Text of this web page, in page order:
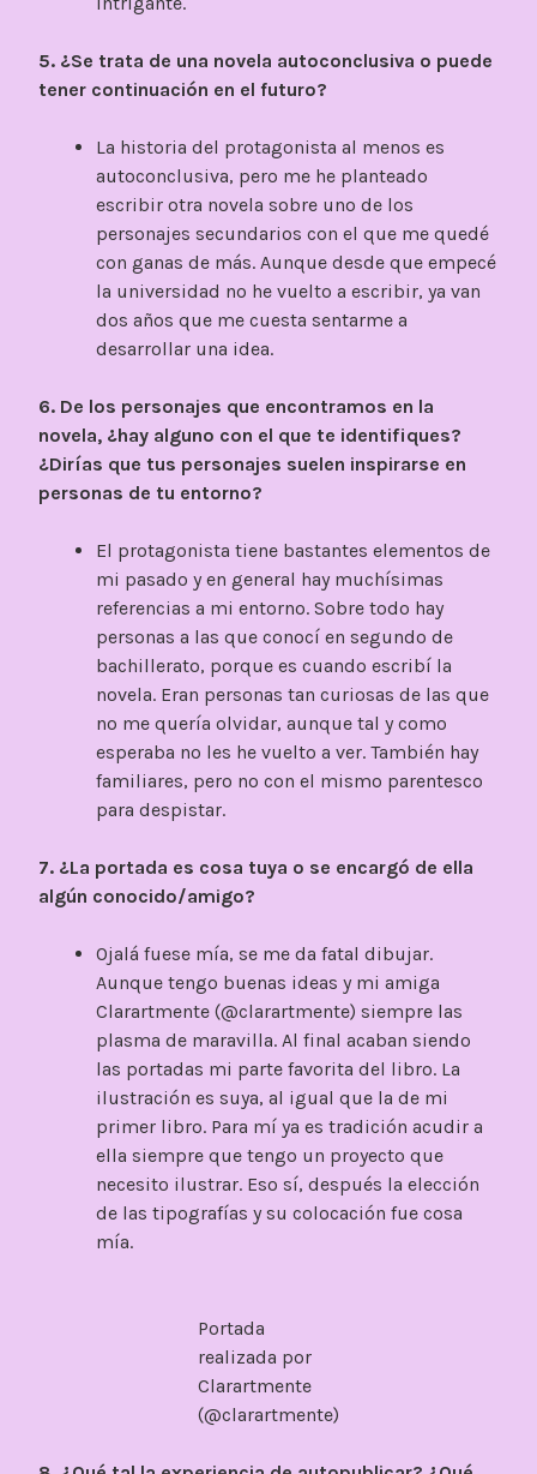
5. ¿Se trata de una novela autoconclusiva o puede
tener continuación en el futuro?
La historia del protagonista al menos es
autoconclusiva, pero me he planteado
escribir otra novela sobre uno de los
personajes secundarios con el que me quedé
con ganas de más. Aunque desde que empecé
la universidad no he vuelto a escribir, ya van
dos años que me cuesta sentarme a
desarrollar una idea.
6. De los personajes que encontramos en la
novela, ¿hay alguno con el que te identifiques?
¿Dirías que tus personajes suelen inspirarse en
personas de tu entorno?
El protagonista tiene bastantes elementos de
mi pasado y en general hay muchísimas
referencias a mi entorno. Sobre todo hay
personas a las que conocí en segundo de
bachillerato, porque es cuando escribí la
novela. Eran personas tan curiosas de las que
no me quería olvidar, aunque tal y como
esperaba no les he vuelto a ver. También hay
familiares, pero no con el mismo parentesco
para despistar.
7. ¿La portada es cosa tuya o se encargó de ella
algún conocido/amigo?
Ojalá fuese mía, se me da fatal dibujar.
Aunque tengo buenas ideas y mi amiga
Clarartmente (@clarartmente) siempre las
plasma de maravilla. Al final acaban siendo
las portadas mi parte favorita del libro. La
ilustración es suya, al igual que la de mi
primer libro. Para mí ya es tradición acudir a
ella siempre que tengo un proyecto que
necesito ilustrar. Eso sí, después la elección
de las tipografías y su colocación fue cosa
mía.
Portada
realizada por
Clarartmente
(@clarartmente)